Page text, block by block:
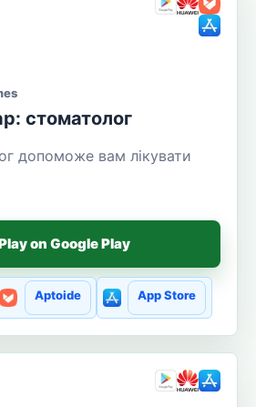
стоматолог
допоможе вам лікувати
on Google Play
Aptoide App Store